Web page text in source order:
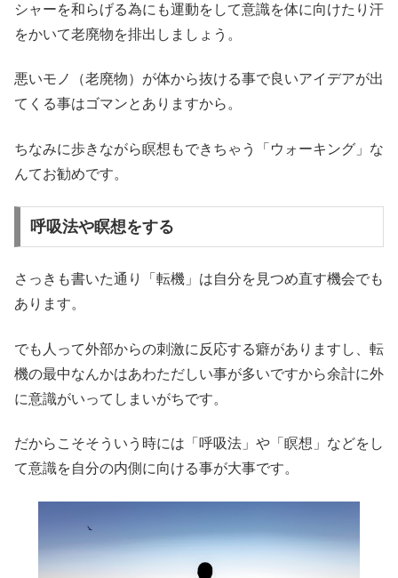
シャーを和らげる為にも運動をして意識を体に向けたり汗
をかいて老廃物を排出しましょう。
悪いモノ（老廃物）が体から抜ける事で良いアイデアが出
てくる事はゴマンとありますから。
ちなみに歩きながら瞑想もできちゃう「ウォーキング」な
んてお勧めです。
呼吸法や瞑想をする
さっきも書いた通り「転機」は自分を見つめ直す機会でも
あります。
でも人って外部からの刺激に反応する癖がありますし、転
機の最中なんかはあわただしい事が多いですから余計に外
に意識がいってしまいがちです。
だからこそそういう時には「呼吸法」や「瞑想」などをし
て意識を自分の内側に向ける事が大事です。